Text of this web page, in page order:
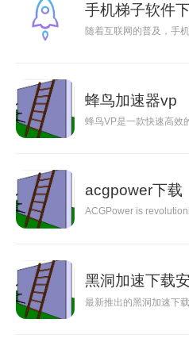
手机梯子软件
随着互联网的普及，手
蜂鸟加速器vp
蜂鸟VP是一款快速高效
acgpower下载
ACGPower is
黑洞加速下载
最新推出的黑洞加速下